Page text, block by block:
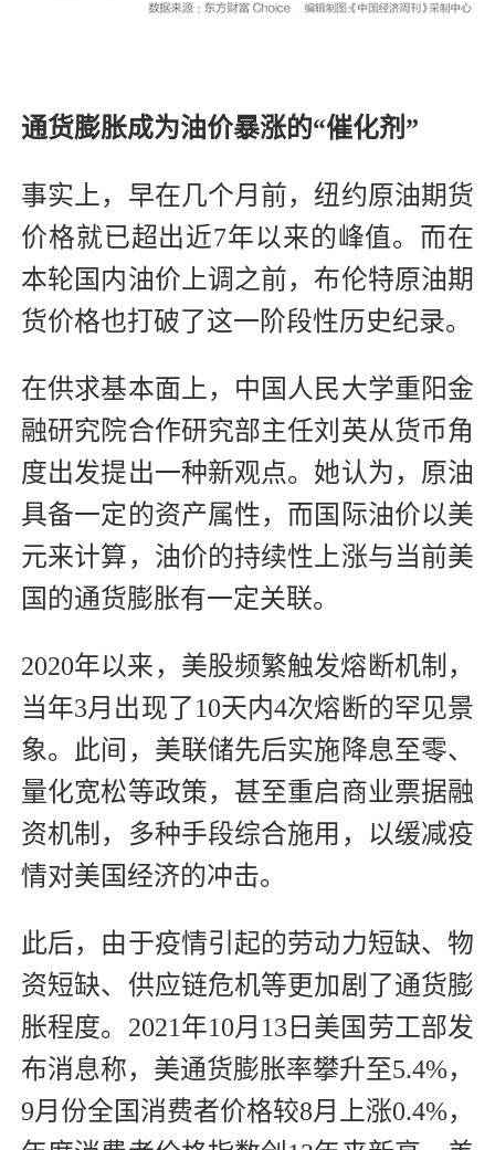
通货膨胀成为油价暴涨的“催化剂”
事实上，早在几个月前，纽约原油期货
价格就已超出近7年以来的峰值。而在
本轮国内油价上调之前，布伦特原油期
货价格也打破了这一阶段性历史纪录。
在供求基本面上，中国人民大学重阳金
融研究院合作研究部主任刘英从货币角
度出发提出一种新观点。她认为，原油
具备一定的资产属性，而国际油价以美
元来计算，油价的持续性上涨与当前美
国的通货膨胀有一定关联。
2020年以来，美股频繁触发熔断机制，
当年3月出现了10天内4次熔断的罕见景
象。此间，美联储先后实施降息至零、
量化宽松等政策，甚至重启商业票据融
资机制，多种手段综合施用，以缓减疫
情对美国经济的冲击。
此后，由于疫情引起的劳动力短缺、物
资短缺、供应链危机等更加剧了通货膨
胀程度。2021年10月13日美国劳工部发
布消息称，美通货膨胀率攀升至5.4%，
9月份全国消费者价格较8月上涨0.4%，